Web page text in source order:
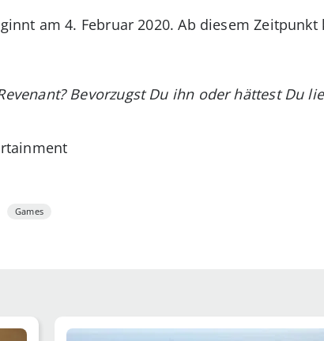
am 4. Februar 2020. Ab diesem
Bevorzugst Du ihn oder hättest Du
Games